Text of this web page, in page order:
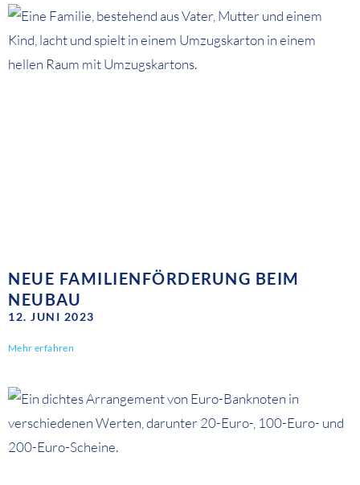
NEUE FAMILIENFÖRDERUNG BEIM
NEUBAU
12. JUNI 2023
Mehr erfahren